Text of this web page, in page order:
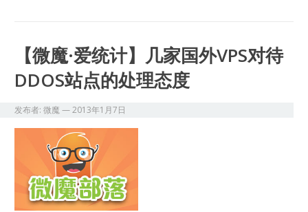
【微魔·爱统计】几家国外VPS对待
DDOS站点的处理态度
发布者:微魔—2013年1月7日